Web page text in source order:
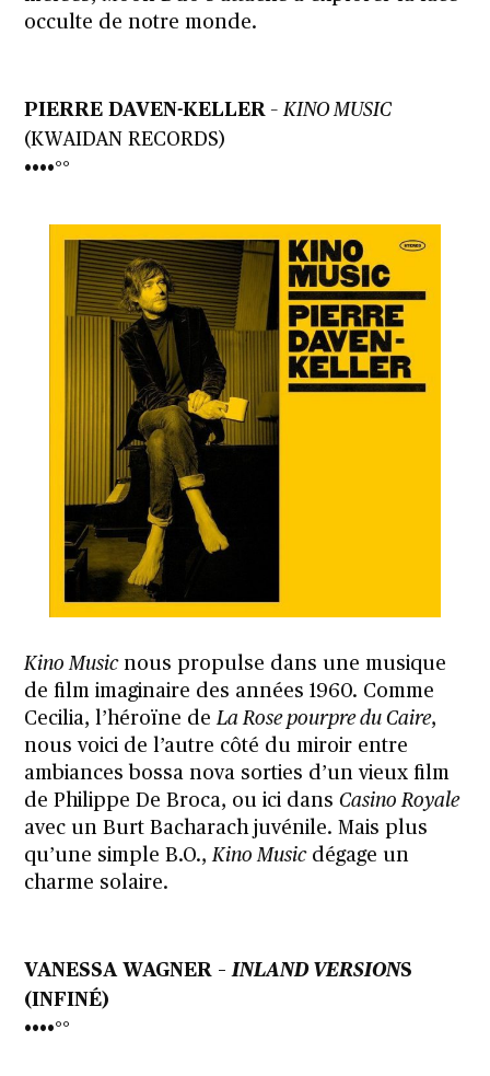
occulte de notre monde.
PIERRE DAVEN-KELLER –KINO MUSIC
(KWAIDAN RECORDS)
••••°°
Kino Musicnous propulse dans une musique
de film imaginaire des années 1960. Comme
Cecilia, l’héroïne deLa Rose pourpre du Caire,
nous voici de l’autre côté du miroir entre
ambiances bossa nova sorties d’un vieux film
de Philippe De Broca, ou ici dansCasino Royale
avec un Burt Bacharach juvénile. Mais plus
qu’une simple B.O.,Kino Musicdégage un
charme solaire.
VANESSA WAGNER –INLAND VERSIONS
(INFINÉ)
••••°°